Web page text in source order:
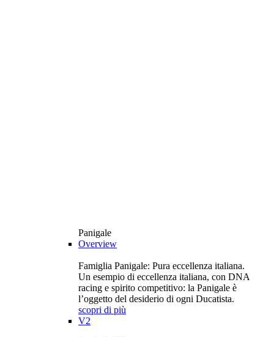
Panigale
Overview
Famiglia Panigale: Pura eccellenza italiana.
Un esempio di eccellenza italiana, con DNA
racing e spirito competitivo: la Panigale è
l’oggetto del desiderio di ogni Ducatista.
scopri di più
V2